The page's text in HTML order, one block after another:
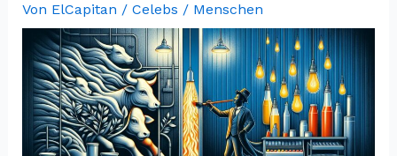
Von ElCapitan / Celebs / Menschen